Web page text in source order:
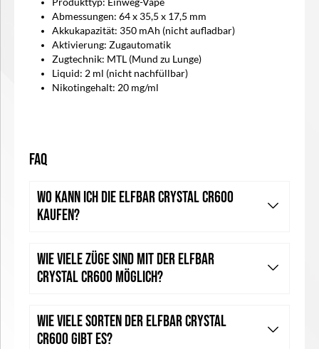
Abmessungen: 64 x 35,5 x 17,5 mm
Akkukapazität: 350 mAh (nicht aufladbar)
Aktivierung: Zugautomatik
Zugtechnik: MTL (Mund zu Lunge)
Liquid: 2 ml (nicht nachfüllbar)
Nikotingehalt: 20 mg/ml
FAQ
Wo kann ich die Elfbar Crystal CR600
kaufen?
Wie viele Züge sind mit der Elfbar
Crystal CR600 möglich?
Wie viele Sorten der Elfbar Crystal
CR600 gibt es?